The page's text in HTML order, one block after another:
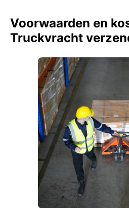
Voorwaarden en
Truckvracht